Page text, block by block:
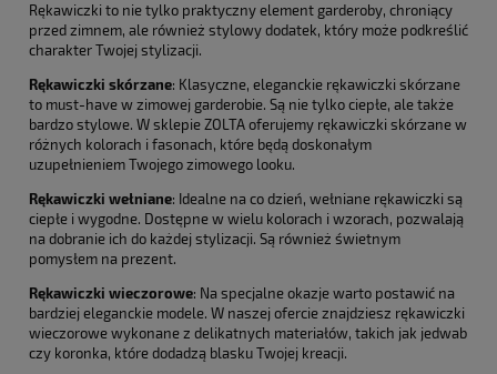
Rękawiczki to nie tylko praktyczny element garderoby, chroniący
przed zimnem, ale również stylowy dodatek, który może podkreślić
charakter Twojej stylizacji.
Rękawiczki skórzane: Klasyczne, eleganckie rękawiczki skórzane
to must-have w zimowej garderobie. Są nie tylko ciepłe, ale także
bardzo stylowe. W sklepie ZOLTA oferujemy rękawiczki skórzane w
różnych kolorach i fasonach, które będą doskonałym
uzupełnieniem Twojego zimowego looku.
Rękawiczki wełniane: Idealne na co dzień, wełniane rękawiczki są
ciepłe i wygodne. Dostępne w wielu kolorach i wzorach, pozwalają
na dobranie ich do każdej stylizacji. Są również świetnym
pomysłem na prezent.
Rękawiczki wieczorowe: Na specjalne okazje warto postawić na
bardziej eleganckie modele. W naszej ofercie znajdziesz rękawiczki
wieczorowe wykonane z delikatnych materiałów, takich jak jedwab
czy koronka, które dodadzą blasku Twojej kreacji.